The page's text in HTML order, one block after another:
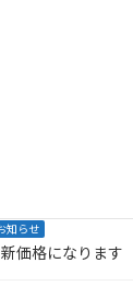
知らせ
価格になります